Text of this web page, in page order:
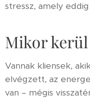
stressz, amely
Mikor kerül
Vannak kliensek,
elvégzett, az
van – mégis